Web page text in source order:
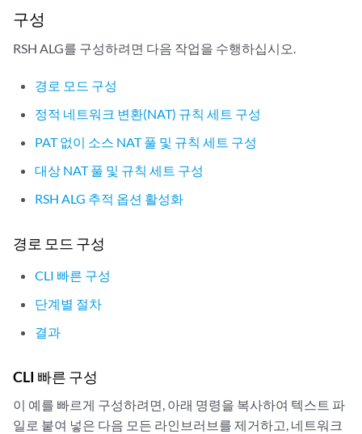
구성
RSH ALG를 구성하려면 다음 작업을 수행하십시오.
경로 모드 구성
정적 네트워크 변환(NAT) 규칙 세트 구성
PAT 없이 소스 NAT 풀 및 규칙 세트 구성
대상 NAT 풀 및 규칙 세트 구성
RSH ALG 추적 옵션 활성화
경로 모드 구성
CLI 빠른 구성
단계별 절차
결과
CLI 빠른 구성
이 예를 빠르게 구성하려면, 아래 명령을 복사하여 텍스트 파
일로 붙여 넣은 다음 모든 라인브러브를 제거하고, 네트워크